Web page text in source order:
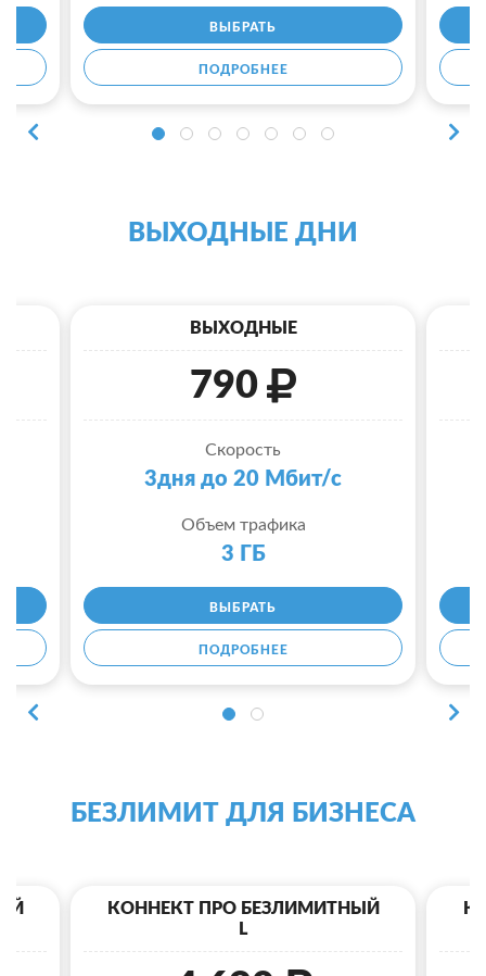
ВЫБРАТЬ
ПОДРОБНЕЕ
ВЫХОДНЫЕ ДНИ
ВЫХОДНЫЕ
790
Скорость
3дня до 20 Мбит/с
Объем трафика
3 ГБ
ВЫБРАТЬ
ПОДРОБНЕЕ
БЕЗЛИМИТ ДЛЯ БИЗНЕСА
КОННЕКТ ПРО БЕЗЛИМИТНЫЙ
L